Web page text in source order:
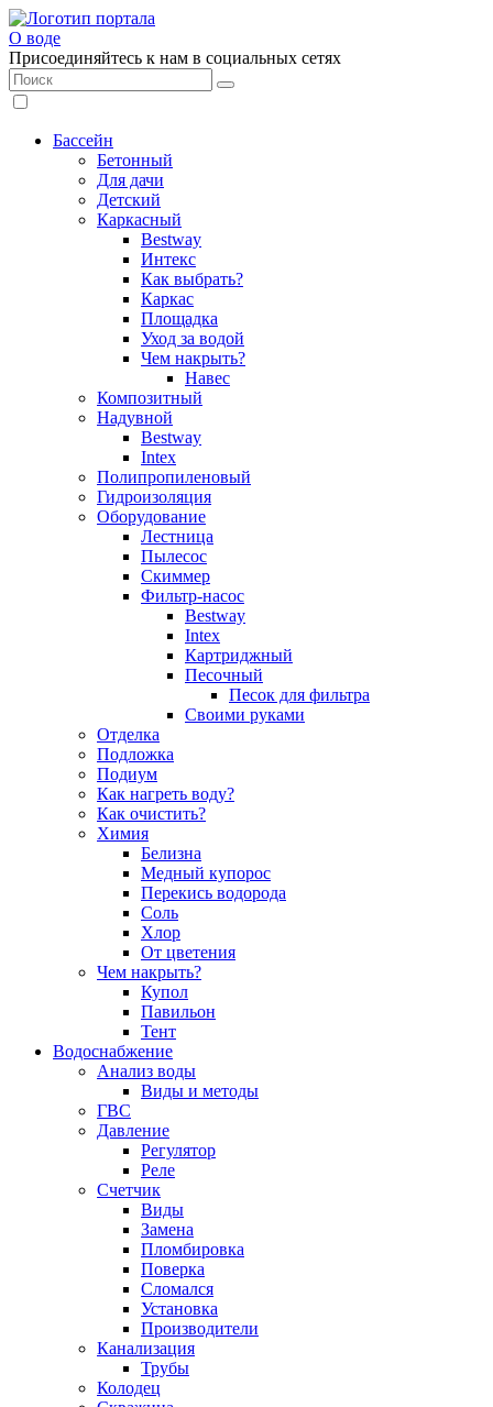
О воде
Присоединяйтесь к нам в социальных сетях
Бассейн
Бетонный
Для дачи
Детский
Каркасный
Bestway
Интекс
Как выбрать?
Каркас
Площадка
Уход за водой
Чем накрыть?
Навес
Композитный
Надувной
Bestway
Intex
Полипропиленовый
Гидроизоляция
Оборудование
Лестница
Пылесос
Скиммер
Фильтр-насос
Bestway
Intex
Картриджный
Песочный
Песок для фильтра
Своими руками
Отделка
Подложка
Подиум
Как нагреть воду?
Как очистить?
Химия
Белизна
Медный купорос
Перекись водорода
Соль
Хлор
От цветения
Чем накрыть?
Купол
Павильон
Тент
Водоснабжение
Анализ воды
Виды и методы
ГВС
Давление
Регулятор
Реле
Счетчик
Виды
Замена
Пломбировка
Поверка
Сломался
Установка
Производители
Канализация
Трубы
Колодец